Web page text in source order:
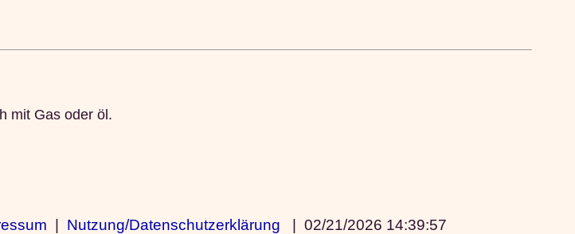
mit Gas oder öl.
| Nutzung/Datenschutzerklärung |02/21/2026 14:39:57